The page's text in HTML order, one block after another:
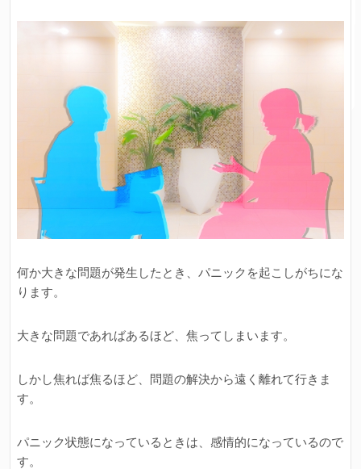
何か大きな問題が発生したとき、パニックを起こしがちにな
ります。
大きな問題であればあるほど、焦ってしまいます。
しかし焦れば焦るほど、問題の解決から遠く離れて行きま
す。
パニック状態になっているときは、感情的になっているので
す。